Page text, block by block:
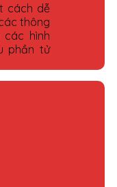
cách dễ
thông
hình
phần tử